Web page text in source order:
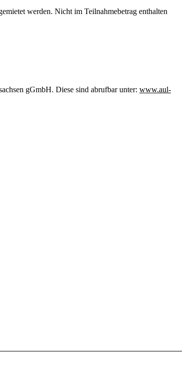
werden. Nicht im Teilnahmebetrag enthalten
gGmbH. Diese sind abrufbar unter: www.aul-